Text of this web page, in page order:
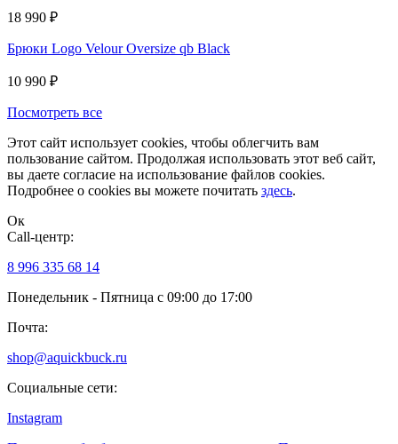
18 990 ₽
Брюки Logo Velour Oversize qb Black
10 990 ₽
Посмотреть все
Этот сайт использует cookies, чтобы облегчить вам
пользование сайтом. Продолжая использовать этот веб сайт,
вы даете согласие на использование файлов cookies.
Подробнее о cookies вы можете почитать здесь.
Ок
Сall-центр:
8 996 335 68 14
Понедельник - Пятница с 09:00 до 17:00
Почта:
shop@aquickbuck.ru
Социальные сети:
Instagram